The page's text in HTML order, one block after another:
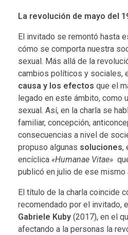
La revolución de mayo del
El invitado se remontó hasta
cómo se comporta nuestra
sexual. Más allá de la
cambios políticos y sociales,
causa y los efectos que el
legado en este ámbito, como
sexual. Así, en la charla se
familiar, concepción,
consecuencias a nivel de
propuso algunas soluciones,
encíclica «Humanae Vitae»
publicó en julio de ese mismo
El título de la charla coincide
recomendado por el invitado,
Gabriele Kuby (2017), en el
afectando a la personas la